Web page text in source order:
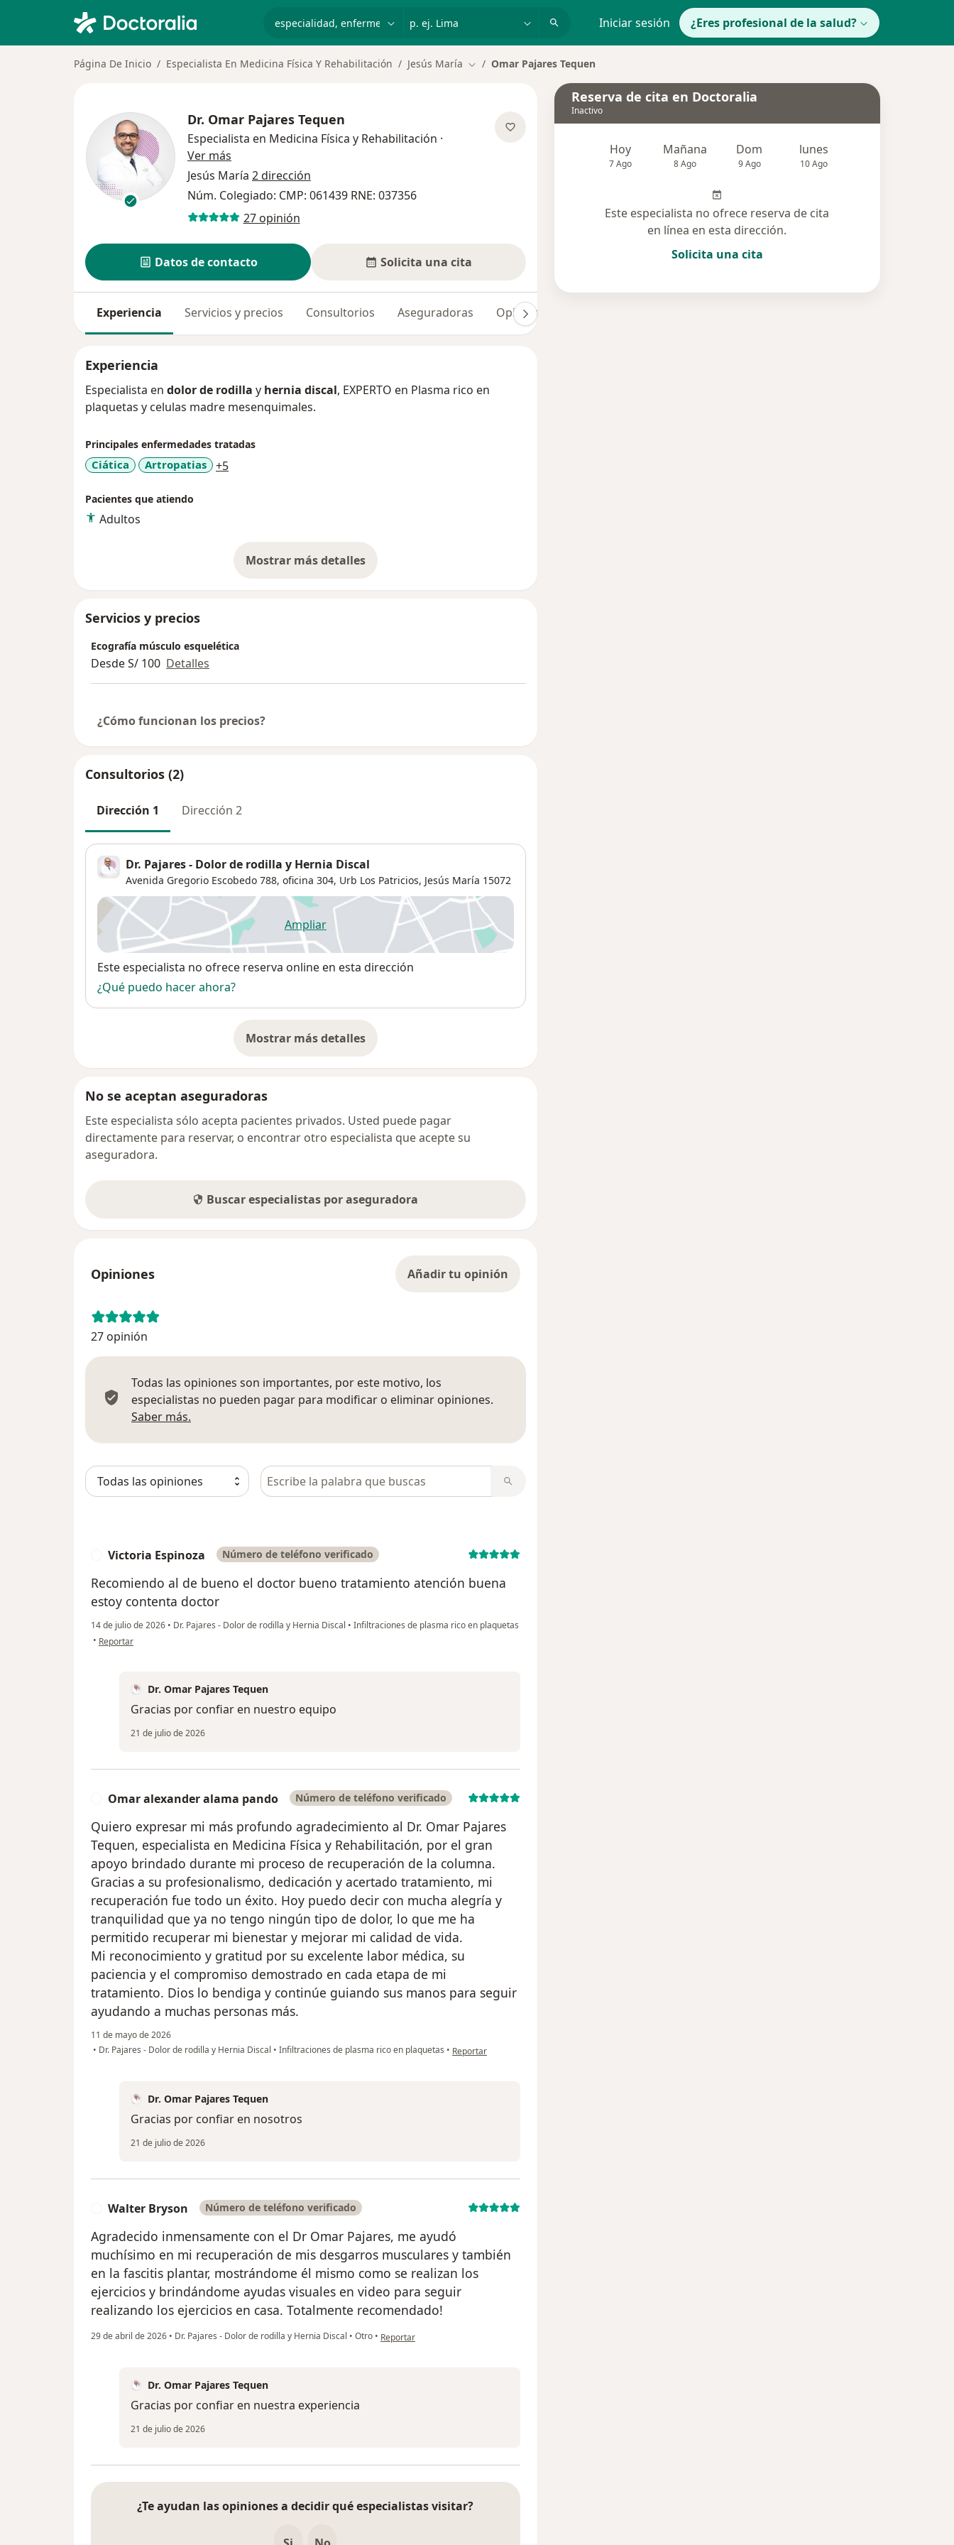
Iniciar sesión ¿Eres profesional de la salud?
Página De Inicio Especialista En Medicina Física Y Rehabilitación Jesús María Cambiar de ciudad
Omar Pajares Tequen
Dr. Omar Pajares Tequen
Especialista en Medicina Física y Rehabilitación ·
Ver más
Jesús María 2 dirección
Núm. Colegiado: CMP: 061439 RNE: 037356
27 opinión
Datos de contacto Solicita una cita
Experiencia Servicios y precios Consultorios Aseguradoras Opiniones (27)
Experiencia
Especialista en dolor de rodilla y hernia discal, EXPERTO en Plasma rico en
plaquetas y celulas madre mesenquimales.
Principales enfermedades tratadas
Ciática Artropatias +5a11y_sr_more_diseases
Pacientes que atiendo
Adultos
Mostrar más detalles
sobre la experiencia
Servicios y precios
Ecografía músculo esquelética
Desde S/ 100 Detalles
¿Cómo funcionan los precios?
Consultorios (2)
Dirección 1 Dirección 2
Dr. Pajares - Dolor de rodilla y Hernia Discal
Avenida Gregorio Escobedo 788, oficina 304, Urb Los Patricios, Jesús María 15072
Ampliarse abre en una nueva pestaña
Disponibilidad
Este especialista no ofrece reserva online en esta dirección
¿Qué puedo hacer ahora?
Mostrar más detalles
sobre la dirección
No se aceptan aseguradoras
Este especialista sólo acepta pacientes privados. Usted puede pagar
directamente para reservar, o encontrar otro especialista que acepte su
aseguradora.
Buscar especialistas por aseguradora
Opiniones Añadir tu opinión
27 opinión
Todas las opiniones son importantes, por este motivo, los
especialistas no pueden pagar para modificar o eliminar opiniones.
Saber más.
Busca en opiniones
Victoria Espinoza Número de teléfono verificado
Recomiendo al de bueno el doctor bueno tratamiento atención buena
estoy contenta doctor
14 de julio de 2026 • Dr. Pajares - Dolor de rodilla y Hernia Discal • Infiltraciones de plasma rico en plaquetas
• en opinión del usuario Victoria Espinoza
Reportar
Dr. Omar Pajares Tequen
Gracias por confiar en nuestro equipo
21 de julio de 2026
Omar alexander alama pando Número de teléfono verificado
Quiero expresar mi más profundo agradecimiento al Dr. Omar Pajares
Tequen, especialista en Medicina Física y Rehabilitación, por el gran
apoyo brindado durante mi proceso de recuperación de la columna.
Gracias a su profesionalismo, dedicación y acertado tratamiento, mi
recuperación fue todo un éxito. Hoy puedo decir con mucha alegría y
tranquilidad que ya no tengo ningún tipo de dolor, lo que me ha
permitido recuperar mi bienestar y mejorar mi calidad de vida.
Mi reconocimiento y gratitud por su excelente labor médica, su
paciencia y el compromiso demostrado en cada etapa de mi
tratamiento. Dios lo bendiga y continúe guiando sus manos para seguir
ayudando a muchas personas más.
11 de mayo de 2026
• Dr. Pajares - Dolor de rodilla y Hernia Discal • Infiltraciones de plasma rico en plaquetas • en opinión del usuario Omar alexander alama pando
Reportar
Dr. Omar Pajares Tequen
Gracias por confiar en nosotros
21 de julio de 2026
Walter Bryson Número de teléfono verificado
Agradecido inmensamente con el Dr Omar Pajares, me ayudó
muchísimo en mi recuperación de mis desgarros musculares y también
en la fascitis plantar, mostrándome él mismo como se realizan los
ejercicios y brindándome ayudas visuales en video para seguir
realizando los ejercicios en casa. Totalmente recomendado!
29 de abril de 2026 • Dr. Pajares - Dolor de rodilla y Hernia Discal • Otro • en opinión del usuario Walter Bryson
Reportar
Dr. Omar Pajares Tequen
Gracias por confiar en nuestra experiencia
21 de julio de 2026
¿Te ayudan las opiniones a decidir qué especialistas visitar?
Reserva de cita en Doctoralia
Inactivo
Hoy
7 Ago
Mañana
8 Ago
Dom
9 Ago
lunes
10 Ago
Este especialista no ofrece reserva de cita
en línea en esta dirección.
Solicita una cita